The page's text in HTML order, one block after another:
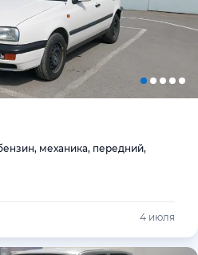
механика, передний,
4 июля